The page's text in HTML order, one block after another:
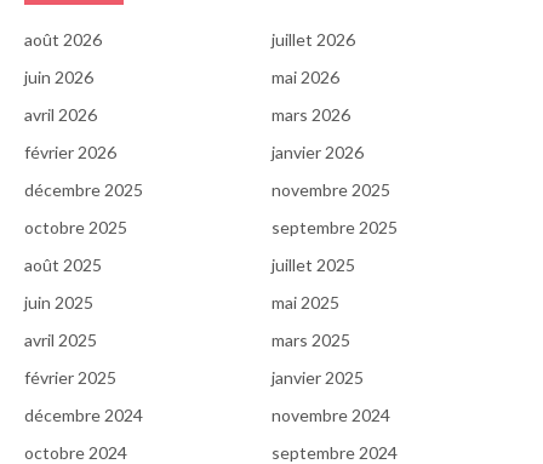
août 2026
juillet 2026
juin 2026
mai 2026
avril 2026
mars 2026
février 2026
janvier 2026
décembre 2025
novembre 2025
octobre 2025
septembre 2025
août 2025
juillet 2025
juin 2025
mai 2025
avril 2025
mars 2025
février 2025
janvier 2025
décembre 2024
novembre 2024
octobre 2024
septembre 2024